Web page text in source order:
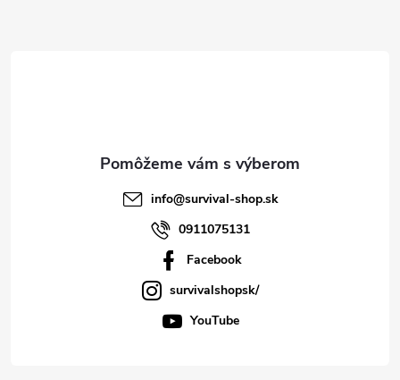
info@survival-shop.sk
0911075131
Facebook
survivalshopsk/
YouTube